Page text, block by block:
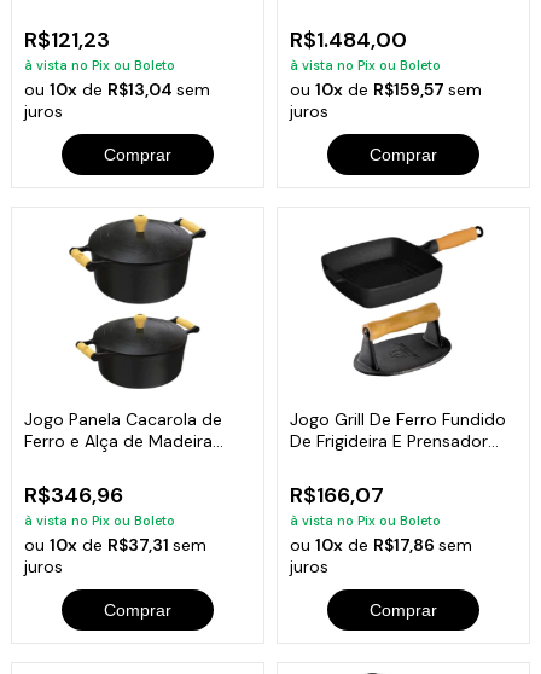
R$121,23
à vista no Pix ou Boleto
ou10x de R$13,04sem
juros
Comprar
R$1.484,00
à vista no Pix ou Boleto
ou 10xde R$159,57 sem
juros
Comprar
Jogo Panela Cacarola de
Ferro e Alça de Madeira
R$346,96
à vista no Pix ou Boleto
ou10x de R$37,31sem
juros
Comprar
Jogo Grill De Ferro Fundido
De Frigideira E Prensador
R$166,07
à vista no Pix ou Boleto
ou 10xde R$17,86 sem
juros
Comprar